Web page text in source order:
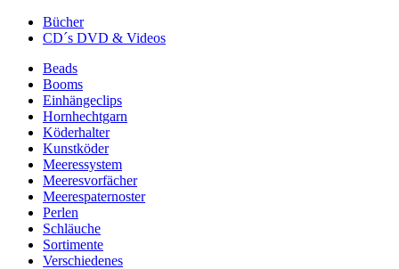
Bücher
CD´s DVD & Videos
Beads
Booms
Einhängeclips
Hornhechtgarn
Köderhalter
Kunstköder
Meeressystem
Meeresvorfächer
Meerespaternoster
Perlen
Schläuche
Sortimente
Verschiedenes